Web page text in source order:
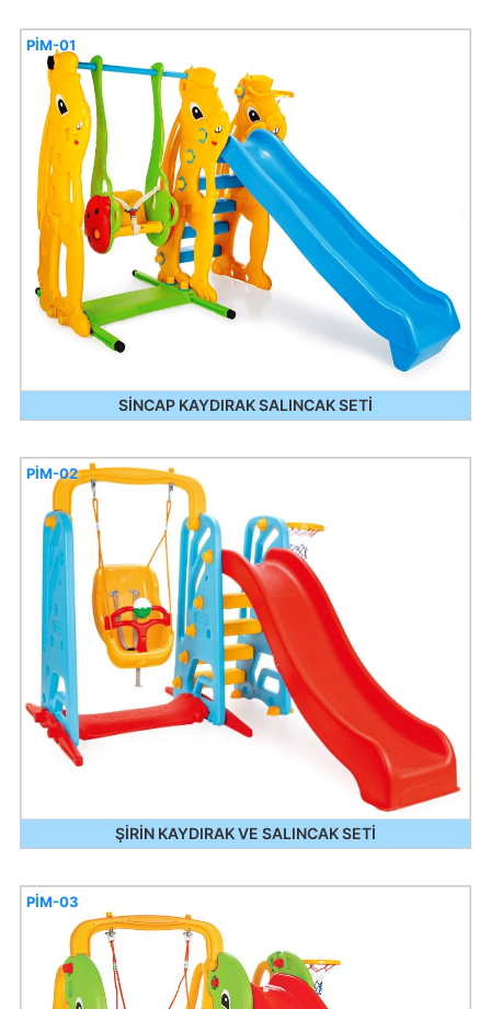
SİNCAP KAYDIRAK SALINCAK SETİ
PİM-01
ŞİRİN KAYDIRAK VE SALINCAK SETİ
PİM-02
PİM-03